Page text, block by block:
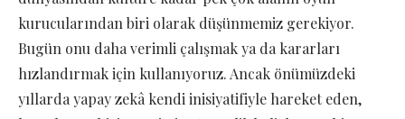
kurucularından biri olarak düşünmemiz gerekiyor.
Bugün onu daha verimli çalışmak ya da kararları
hızlandırmak için kullanıyoruz. Ancak önümüzdeki
yıllarda yapay zekâ kendi inisiyatifiyle hareket eden,